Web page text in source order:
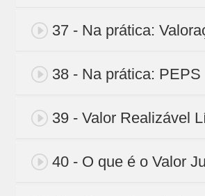
37 - Na prática:
38 - Na prática: PEPS
39 - Valor Realizável
40 - O que é o Valor